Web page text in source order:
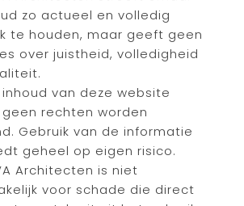
zo actueel en volledig
te houden, maar geeft geen
over juistheid, volledigheid
van deze website
geen rechten worden
Gebruik van de informatie
geheel op eigen risico.
Architecten is niet
voor schade die direct